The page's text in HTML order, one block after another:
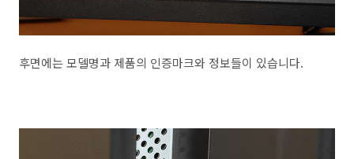
후면에는 모델명과 제품의 인증마크와 정보들이 있습니다.